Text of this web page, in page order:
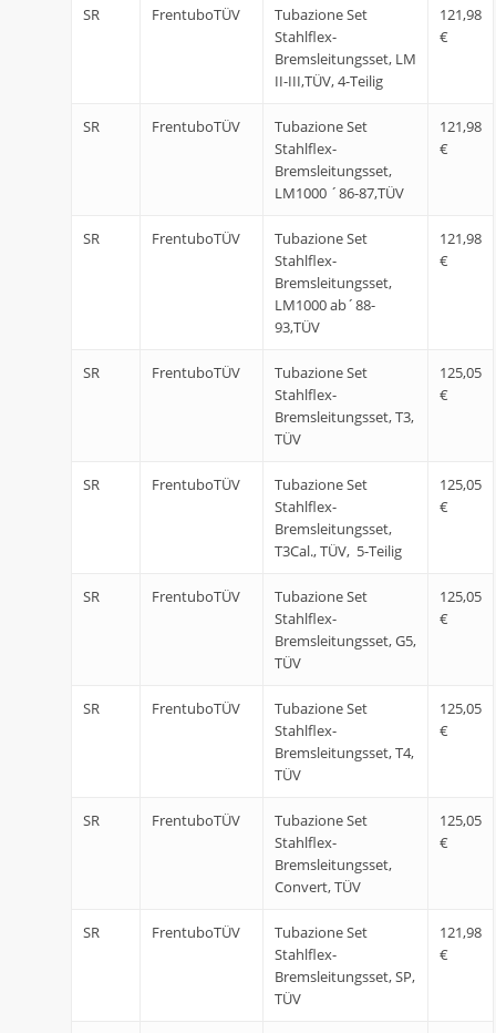
SR FrentuboTÜV
Tubazione Set
Stahlflex-
Bremsleitungsset, LM
II-III,TÜV, 4-Teilig
121,98
€
SR FrentuboTÜV
Tubazione Set
Stahlflex-
Bremsleitungsset,
LM1000 ´86-87,TÜV
121,98
€
SR FrentuboTÜV
Tubazione Set
Stahlflex-
Bremsleitungsset,
LM1000 ab´88-
93,TÜV
121,98
€
SR FrentuboTÜV
Tubazione Set
Stahlflex-
Bremsleitungsset, T3,
TÜV
125,05
€
SR FrentuboTÜV
Tubazione Set
Stahlflex-
Bremsleitungsset,
T3Cal., TÜV, 5-Teilig
125,05
€
SR FrentuboTÜV
Tubazione Set
Stahlflex-
Bremsleitungsset, G5,
TÜV
125,05
€
SR FrentuboTÜV
Tubazione Set
Stahlflex-
Bremsleitungsset, T4,
TÜV
125,05
€
SR FrentuboTÜV
Tubazione Set
Stahlflex-
Bremsleitungsset,
Convert, TÜV
125,05
€
SR FrentuboTÜV
Tubazione Set
Stahlflex-
Bremsleitungsset, SP,
TÜV
121,98
€